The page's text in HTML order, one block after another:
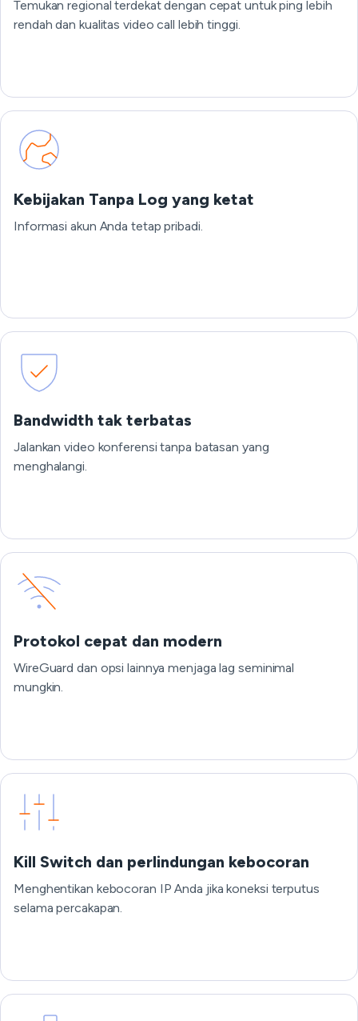
Temukan regional terdekat dengan cepat untuk ping lebih
rendah dan kualitas video call lebih tinggi.
Kebijakan Tanpa Log yang ketat
Informasi akun Anda tetap pribadi.
Bandwidth tak terbatas
Jalankan video konferensi tanpa batasan yang
menghalangi.
Protokol cepat dan modern
WireGuard dan opsi lainnya menjaga lag seminimal
mungkin.
Kill Switch dan perlindungan kebocoran
Menghentikan kebocoran IP Anda jika koneksi terputus
selama percakapan.